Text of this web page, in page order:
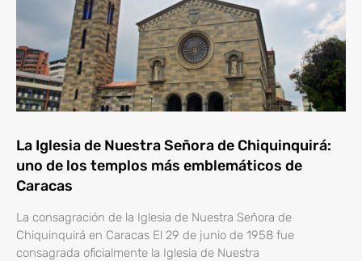
La Iglesia de Nuestra Señora de Chiquinquirá:
uno de los templos más emblemáticos de
Caracas
La consagración de la Iglesia de Nuestra Señora de
Chiquinquirá en Caracas El 29 de junio de 1958 fue
consagrada oficialmente la Iglesia de Nuestra